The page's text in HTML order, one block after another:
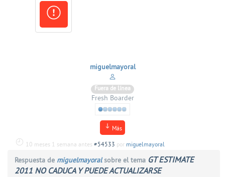
miguelmayoral
Fuera de línea
Fresh Boarder
Más
10 meses 1 semana antes #54533 por miguelmayoral
Respuesta de miguelmayoralsobre el tema GT ESTIMATE
2011 NO CADUCA Y PUEDE ACTUALIZARSE